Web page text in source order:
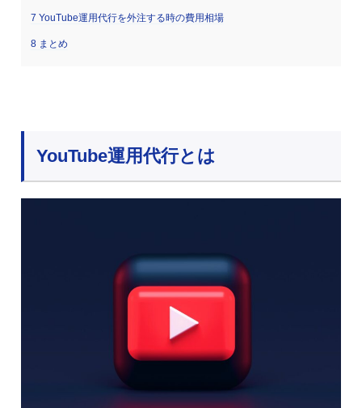
7 YouTube運用代行を外注する時の費用相場
8まとめ
YouTube運用代行とは